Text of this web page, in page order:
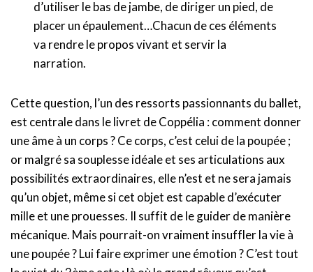
d’utiliser le bas de jambe, de diriger un pied, de
placer un épaulement…Chacun de ces éléments
va rendre le propos vivant et servir la
narration.
Cette question, l’un des ressorts passionnants du ballet,
est centrale dans le livret de Coppélia : comment donner
une âme à un corps ? Ce corps, c’est celui de la poupée ;
or malgré sa souplesse idéale et ses articulations aux
possibilités extraordinaires, elle n’est et ne sera jamais
qu’un objet, même si cet objet est capable d’exécuter
mille et une prouesses. Il suffit de le guider de manière
mécanique. Mais pourrait-on vraiment insuffler la vie à
une poupée ? Lui faire exprimer une émotion ? C’est tout